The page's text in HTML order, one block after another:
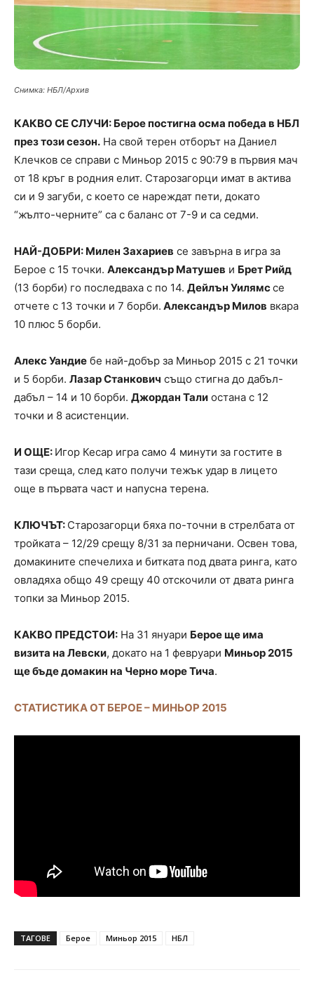
Снимка: НБЛ/Архив
КАКВО СЕ СЛУЧИ: Берое постигна осма победа в НБЛ
през този сезон. На свой терен отборът на Даниел
Клечков се справи с Миньор 2015 с 90:79 в първия мач
от 18 кръг в родния елит. Старозагорци имат в актива
си и 9 загуби, с което се нареждат пети, докато
“жълто-черните” са с баланс от 7-9 и са седми.
НАЙ-ДОБРИ: Милен Захариев се завърна в игра за
Берое с 15 точки. Александър Матушев и Брет Рийд
(13 борби) го последваха с по 14. Дейлън Уилямссе
отчете с 13 точки и 7 борби. Александър Милов вкара
10 плюс 5 борби.
Алекс Уандие бе най-добър за Миньор 2015 с 21 точки
и 5 борби. Лазар Станкович също стигна до дабъл-
дабъл – 14 и 10 борби. Джордан Тали остана с 12
точки и 8 асистенции.
И ОЩЕ: Игор Кесар игра само 4 минути за гостите в
тази среща, след като получи тежък удар в лицето
още в първата част и напусна терена.
КЛЮЧЪТ: Старозагорци бяха по-точни в стрелбата от
тройката – 12/29 срещу 8/31 за перничани. Освен това,
домакините спечелиха и битката под двата ринга, като
овладяха общо 49 срещу 40 отскочили от двата ринга
топки за Миньор 2015.
КАКВО ПРЕДСТОИ: На 31 януари Берое ще има
визита на Левски, докато на 1 февруари Миньор 2015
ще бъде домакин на Черно море Тича.
СТАТИСТИКА ОТ БЕРОЕ – МИНЬОР 2015
ТАГОВЕ Берое Миньор 2015 НБЛ